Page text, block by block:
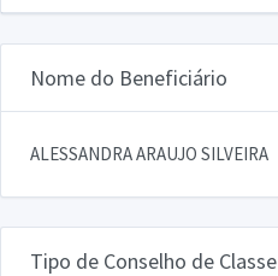
Nome do Beneficiário
ALESSANDRA ARAUJO SILVEIRA
Tipo de Conselho de Classe